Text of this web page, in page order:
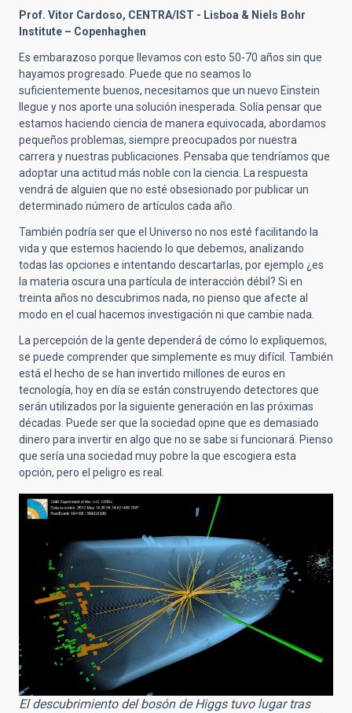
Prof. Vitor Cardoso, CENTRA/IST - Lisboa & Niels Bohr
Institute – Copenhaghen
Es embarazoso porque llevamos con esto 50-70 años sin que
hayamos progresado. Puede que no seamos lo
suficientemente buenos, necesitamos que un nuevo Einstein
llegue y nos aporte una solución inesperada. Solía pensar que
estamos haciendo ciencia de manera equivocada, abordamos
pequeños problemas, siempre preocupados por nuestra
carrera y nuestras publicaciones. Pensaba que tendríamos que
adoptar una actitud más noble con la ciencia. La respuesta
vendrá de alguien que no esté obsesionado por publicar un
determinado número de artículos cada año.
También podría ser que el Universo no nos esté facilitando la
vida y que estemos haciendo lo que debemos, analizando
todas las opciones e intentando descartarlas, por ejemplo ¿es
la materia oscura una partícula de interacción débil? Si en
treinta años no descubrimos nada, no pienso que afecte al
modo en el cual hacemos investigación ni que cambie nada.
La percepción de la gente dependerá de cómo lo expliquemos,
se puede comprender que simplemente es muy difícil. También
está el hecho de se han invertido millones de euros en
tecnología, hoy en día se están construyendo detectores que
serán utilizados por la siguiente generación en las próximas
décadas. Puede ser que la sociedad opine que es demasiado
dinero para invertir en algo que no se sabe si funcionará. Pienso
que sería una sociedad muy pobre la que escogiera esta
opción, pero el peligro es real.
El descubrimiento del bosón de Higgs tuvo lugar tras